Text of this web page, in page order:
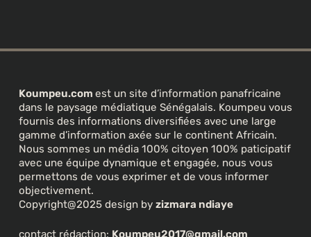
Koumpeu.com est un site d’information panafricaine
dans le paysage médiatique Sénégalais. Koumpeu vous
fournis des informations diversifiées avec une large
gamme d’information axée sur le continent Africain.
Nous sommes un média 100% citoyen 100% paticipatif
avec une équipe dynamique et engagée, nous vous
permettons de vous exprimer et de vous informer
objectivement.
Copyright@2025 design by zizmara ndiaye
contact rédaction: Koumpeu2017@gmail.com